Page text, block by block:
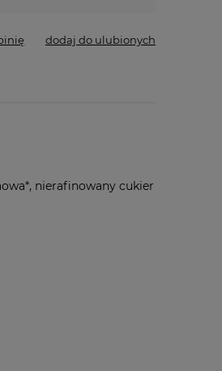
dodaj do ulubionych
nierafinowany cukier